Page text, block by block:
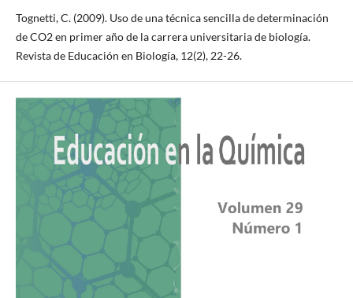
Tognetti, C. (2009). Uso de una técnica sencilla de determinación
de CO2 en primer año de la carrera universitaria de biología.
Revista de Educación en Biología, 12(2), 22-26.